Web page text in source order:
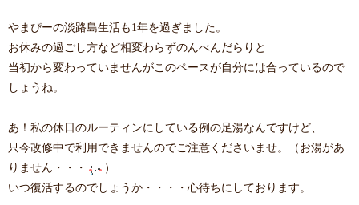
やまぴーの淡路島生活も1年を過ぎました。
お休みの過ごし方など相変わらずのんべんだらりと
当初から変わっていませんがこのペースが自分には合っているので
しょうね。
あ！私の休日のルーティンにしている例の足湯なんですけど、
只今改修中で利用できませんのでご注意くださいませ。（お湯があ
りません・・・
）
いつ復活するのでしょうか・・・・心待ちにしております。